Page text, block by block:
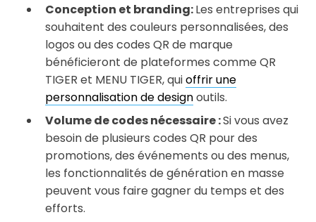
Conception et branding:Les entreprises qui
souhaitent des couleurs personnalisées, des
logos ou des codes QR de marque
bénéficieront de plateformes comme QR
TIGER et MENU TIGER, quioffrir une
personnalisation de designoutils.
Volume de codes nécessaire :Si vous avez
besoin de plusieurs codes QR pour des
promotions, des événements ou des menus,
les fonctionnalités de génération en masse
peuvent vous faire gagner du temps et des
efforts.